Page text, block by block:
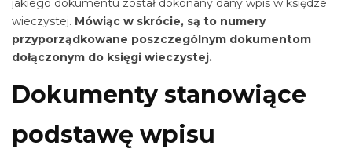
jakiego dokumentu został dokonany dany wpis w księdze
wieczystej. Mówiąc w skrócie, są to numery
przyporządkowane poszczególnym dokumentom
dołączonym do księgi wieczystej.
Dokumenty stanowiące
podstawę wpisu